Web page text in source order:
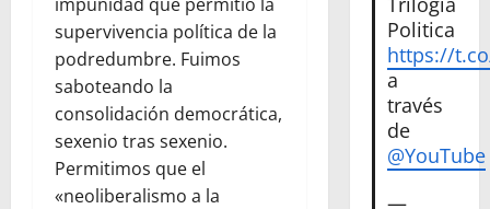
supervivencia política de la
podredumbre. Fuimos
saboteando la
consolidación democrática,
sexenio tras sexenio.
Permitimos que el
«neoliberalismo a la
Politica
https://
a
través
de
@YouTube
—